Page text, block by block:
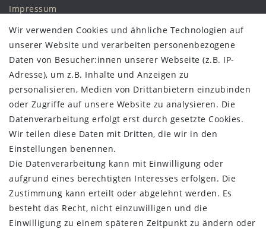
Impressum
Vertrag widerrufen
STAY CONNECTED
Wir verwenden Cookies und ähnliche Technologien auf
unserer Website und verarbeiten personenbezogene
Daten von Besucher:innen unserer Webseite (z.B. IP-
Adresse), um z.B. Inhalte und Anzeigen zu
personalisieren, Medien von Drittanbietern einzubinden
oder Zugriffe auf unsere Website zu analysieren. Die
Datenverarbeitung erfolgt erst durch gesetzte Cookies.
Wir teilen diese Daten mit Dritten, die wir in den
Einstellungen benennen.
Die Datenverarbeitung kann mit Einwilligung oder
aufgrund eines berechtigten Interesses erfolgen. Die
Zustimmung kann erteilt oder abgelehnt werden. Es
besteht das Recht, nicht einzuwilligen und die
Einwilligung zu einem späteren Zeitpunkt zu ändern oder